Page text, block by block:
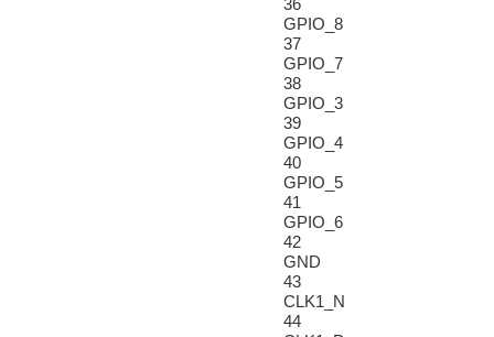
GPIO_8
37
GPIO_7
38
GPIO_3
39
GPIO_4
40
GPIO_5
41
GPIO_6
42
GND
43
CLK1_N
44